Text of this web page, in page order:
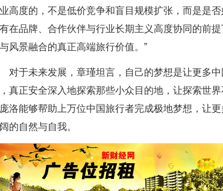
高度的，不是低价竞争和盲目规模扩张，而是是
在品牌、合作伙伴与行业长期主义高度协同的前
风景融合的真正高端旅行价值。”
对于未来发展，章瑾坦言，自己的梦想是让更多
真正安全深入地探索那些小众目的地，让探索世
洛能够帮助上万位中国旅行者完成极地梦想，让
的自然与自我。